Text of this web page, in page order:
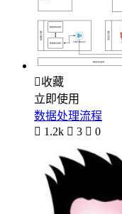
收藏
立即使用
数据处理流程
 1.2k  3  0